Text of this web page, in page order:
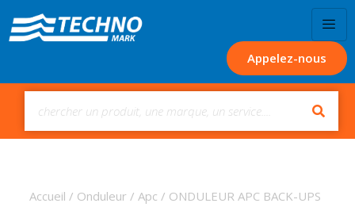
Appelez-nous
Accueil / Onduleur /Apc / ONDULEUR APC BACK-UPS